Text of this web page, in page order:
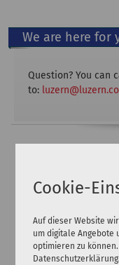
We are here for
Question? You can
to:
Cookie-
Auf dieser Website
um digitale Angebote
optimieren zu